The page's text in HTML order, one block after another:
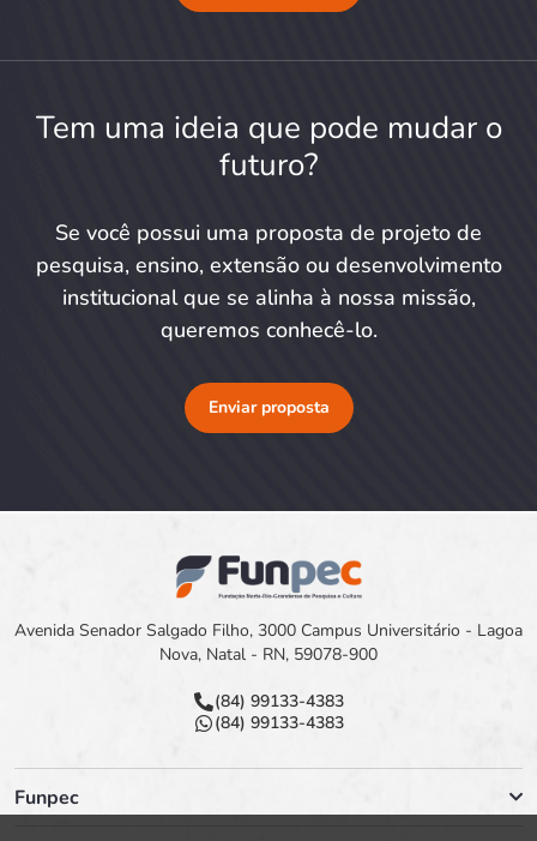
Tem uma ideia que pode mudar o
futuro?
Se você possui uma proposta de projeto de
pesquisa, ensino, extensão ou desenvolvimento
institucional que se alinha à nossa missão,
queremos conhecê-lo.
Enviar proposta
Avenida Senador Salgado Filho, 3000 Campus Universitário - Lagoa
Nova, Natal - RN, 59078-900
(84) 99133-4383
(84) 99133-4383
Funpec